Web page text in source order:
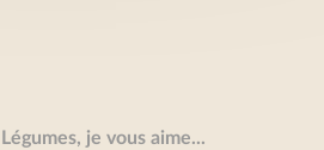
Légumes, je vous aime...